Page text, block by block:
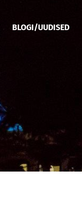
BLOGI/UUDISED